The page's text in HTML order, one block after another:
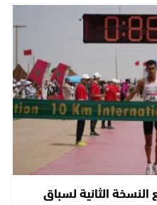
الثانية لسباق